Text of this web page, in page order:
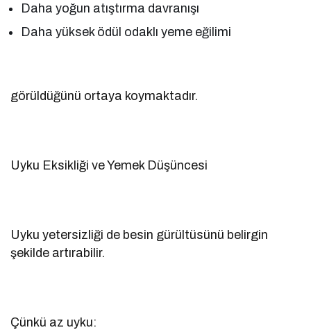
Daha yoğun atıştırma davranışı
Daha yüksek ödül odaklı yeme eğilimi
görüldüğünü ortaya koymaktadır.
Uyku Eksikliği ve Yemek Düşüncesi
Uyku yetersizliği de besin gürültüsünü belirgin
şekilde artırabilir.
Çünkü az uyku: